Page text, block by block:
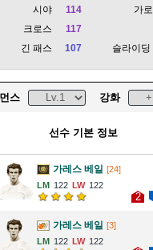
시야
114
크로스
117
긴 패스
107
가
슬라이딩
스 강화
선수 기본 정보
가레스 베일 [24]
122
122
2
가레스 베일 [3]
122
122